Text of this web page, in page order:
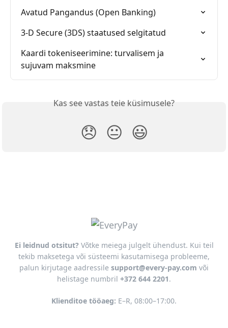
Avatud Pangandus (Open Banking)
3-D Secure (3DS) staatused selgitatud
Kaardi tokeniseerimine: turvalisem ja
sujuvam maksmine
Kas see vastas teie küsimusele?
😞 😐 😃
Ei leidnud otsitut?Võtke meiega julgelt ühendust. Kui teil
tekib maksetega või süsteemi kasutamisega probleeme,
palun kirjutage aadressile support@every-pay.com või
helistage numbril +372 644 2201.
Klienditoe tööaeg: E–R, 08:00–17:00.